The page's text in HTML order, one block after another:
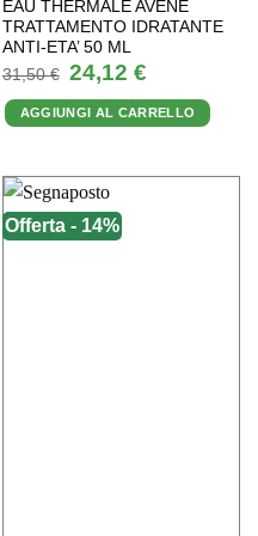
EAU THERMALE AVENE
TRATTAMENTO IDRATANTE
ANTI-ETA’ 50 ML
31,50€
Il
prezzo
originale
era:
31,50 €.
24,12 €Il
prezzo
attuale
è:
24,12 €.
AGGIUNGI AL CARRELLO
Offerta - 14%